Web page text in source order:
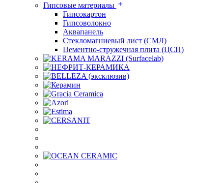
Гипсовые материалы
Гипсокартон
Гипсоволокно
Аквапанель
Стекломагниевый лист (СМЛ)
Цементно-стружечная плита (ЦСП)